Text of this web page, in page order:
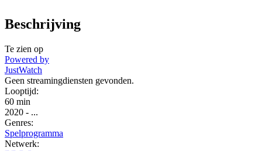
Beschrijving
Te zien op
Powered by
JustWatch
Geen streamingdiensten gevonden.
Looptijd:
60 min
2020 - ...
Genres:
Spelprogramma
Netwerk: